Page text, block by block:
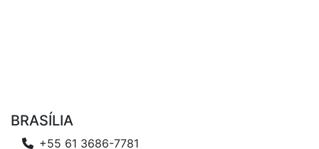
BRASÍLIA
+55 61 3686-7781